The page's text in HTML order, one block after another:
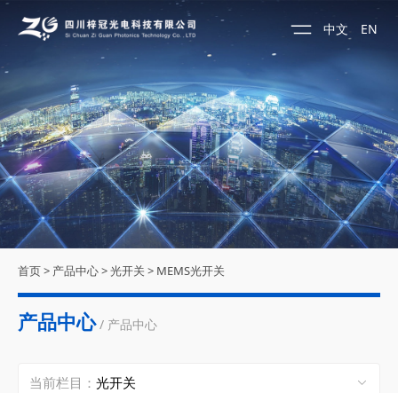
中文 EN
首页> 产品中心>光开关 > MEMS光开关
产品中心 / 产品中心
当前栏目：